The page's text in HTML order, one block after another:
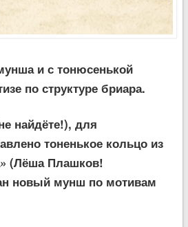
и с тонюсенькой
по структуре бриара.
найдёте!), для
тоненькое кольцо из
(Лёша Плашков!
новый мунш по мотивам